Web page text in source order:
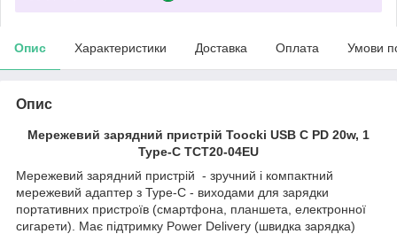
Опис Характеристики Доставка Оплата Умови
Опис
Мережевий зарядний пристрій Toocki USB C PD 20w, 1
Type-C TCT20-04EU
Мережевий зарядний пристрій - зручний і компактний
мережевий адаптер з Type-C - виходами для зарядки
портативних пристроїв (смартфона, планшета, електронної
сигарети). Має підтримку Power Delivery (швидка зарядка)